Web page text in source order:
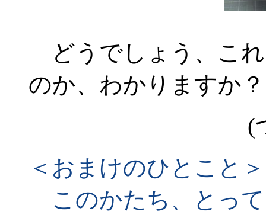
どうでしょう、こ
のか、わかりますか？
(
＜おまけのひとこと＞
このかたち、とっ